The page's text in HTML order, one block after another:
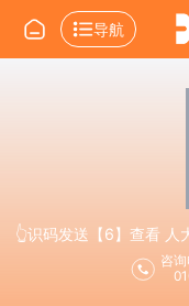
导航
👆识码发送【6】查看 人
咨